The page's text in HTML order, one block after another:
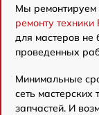
Мы ремонтируем
ремонту техники
для мастеров не
проведенных
Минимальные
сеть
запчастей. И